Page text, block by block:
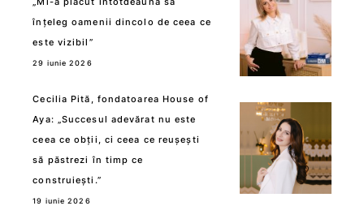
înțeleg oamenii dincolo de ceea ce
este vizibil”
29 iunie 2026
Cecilia Pită, fondatoarea House of
Aya: „Succesul adevărat nu este
ceea ce obții, ci ceea ce reușești
să păstrezi în timp ce
construiești.”
19 iunie 2026